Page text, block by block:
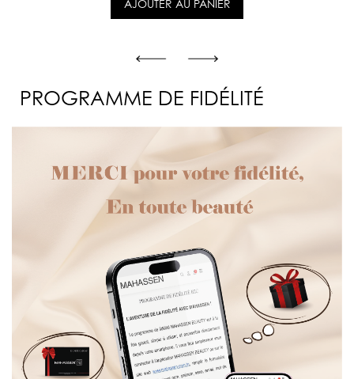
AJOUTER AU PANIER
PROGRAMME DE FIDÉLITÉ